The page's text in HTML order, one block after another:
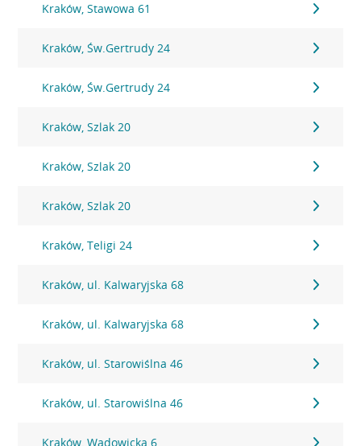
Kraków, Stawowa 61
Kraków, Św.Gertrudy 24
Kraków, Św.Gertrudy 24
Kraków, Szlak 20
Kraków, Szlak 20
Kraków, Szlak 20
Kraków, Teligi 24
Kraków, ul. Kalwaryjska 68
Kraków, ul. Kalwaryjska 68
Kraków, ul. Starowiślna 46
Kraków, ul. Starowiślna 46
Kraków, Wadowicka 6